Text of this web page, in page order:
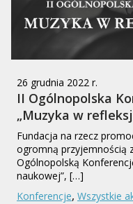
26 grudnia 2022 r.
II Ogólnopolska
„Muzyka w
Fundacja na rzecz
ogromną przyjemnością
Ogólnopolską
naukowej”, […]
Konferencje, Wszystkie